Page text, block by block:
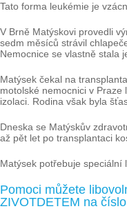
Tato forma leukémie je
V Brně Matýskovi provedli
sedm měsíců strávil
Nemocnice se vlastně stala
Matýsek čekal na
motolské nemocnici v
izolaci. Rodina však byla
Dneska se Matýskův
až pět let po transplantaci
Matýsek potřebuje
Pomoci můžete
ZIVOTDETEM na